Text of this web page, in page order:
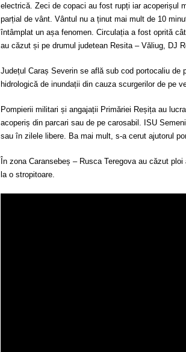
electrică. Zeci de copaci au fost rupți iar acoperișul
parțial de vânt. Vântul nu a ținut mai mult de 10
întâmplat un așa fenomen. Circulația a fost oprită
au căzut și pe drumul judetean Resita – Văliug, DJ
Județul Caraș Severin se află sub cod portocaliu
hidrologică de inundații din cauza scurgerilor de pe
Pompierii militari și angajații Primăriei Reșița au
acoperiș din parcari sau de pe carosabil. ISU
sau în zilele libere. Ba mai mult, s-a cerut ajutorul
În zona Caransebeș – Rusca Teregova au căzut
la o stropitoare.